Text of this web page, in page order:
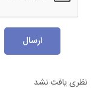
ارسال
نظری یافت نشد